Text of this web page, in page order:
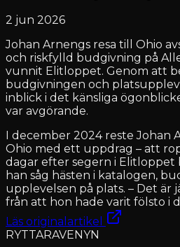
2 jun 2026
Johan Arnengs resa till Ohio
och riskfylld budgivning på
vunnit Elitloppet. Genom att
budgivningen och
inblick i det känsliga
var avgörande.
I december 2024 reste Johan
Ohio med ett uppdrag – att
dagar efter segern i Elitloppet
han såg hästen i katalogen,
upplevelsen på plats. – Det är
från att hon hade varit fölsto i
Läs originalartikel
RYTTARAVENYN